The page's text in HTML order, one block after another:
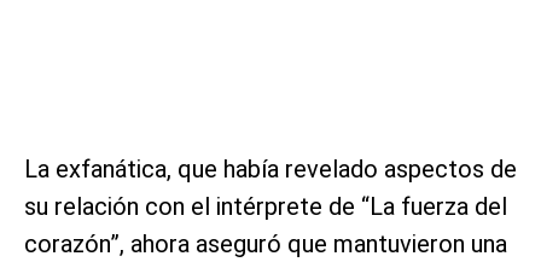
La exfanática, que había revelado aspectos de
su relación con el intérprete de “La fuerza del
corazón”, ahora aseguró que mantuvieron una